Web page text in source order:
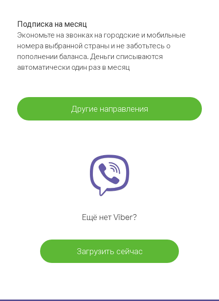
Подписка на месяц
Экономьте на звонках на городские и мобильные
номера выбранной страны и не заботьтесь о
пополнении баланса. Деньги списываются
автоматически один раз в месяц
Другие направления
Ещё нет Viber?
Загрузить сейчас